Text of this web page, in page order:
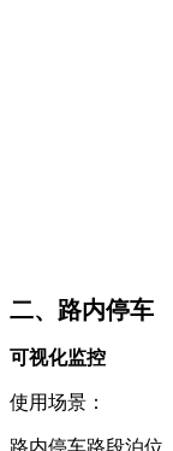
二、路内停车
可视化监控
使用场景：
路内停车路段泊位